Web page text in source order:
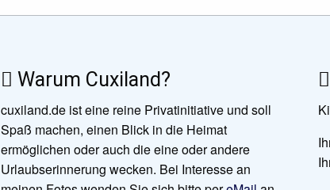
Warum Cuxiland?
cuxiland.de ist eine reine Privatinitiative und soll
Spaß machen, einen Blick in die Heimat
ermöglichen oder auch die eine oder andere
Urlaubserinnerung wecken. Bei Interesse an